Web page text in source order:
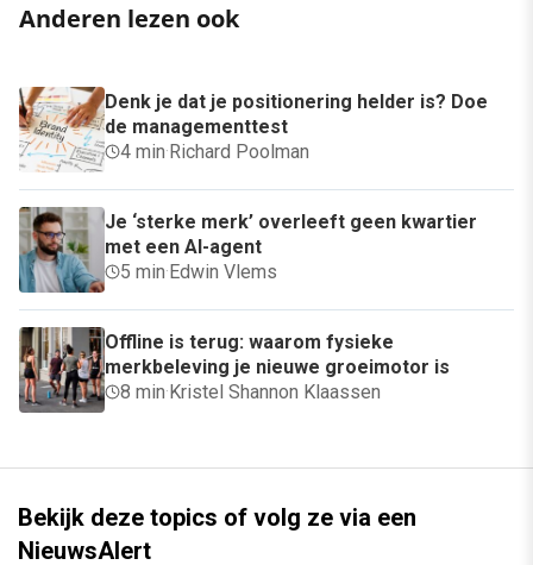
Anderen lezen ook
Denk je dat je positionering helder is? Doe
de managementtest
4 min·Richard Poolman
Je ‘sterke merk’ overleeft geen kwartier
met een AI-agent
5 min·Edwin Vlems
Offline is terug: waarom fysieke
merkbeleving je nieuwe groeimotor is
8 min·Kristel Shannon Klaassen
Bekijk deze topics of volg ze via een
NieuwsAlert